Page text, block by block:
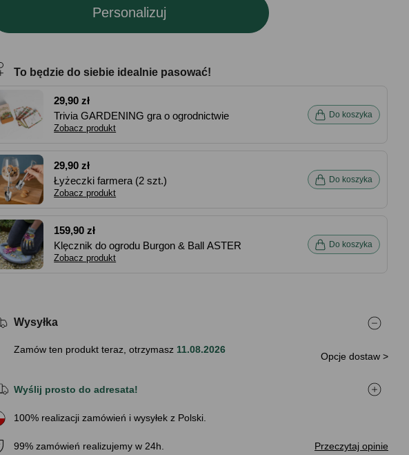
Personalizuj
To będzie do siebie idealnie pasować!
29,90 zł
Trivia GARDENING gra o ogrodnictwie
Zobacz produkt
Do koszyka
29,90 zł
Łyżeczki farmera (2 szt.)
Zobacz produkt
Do koszyka
159,90 zł
Klęcznik do ogrodu Burgon & Ball ASTER
Zobacz produkt
Do koszyka
Wysyłka
Zamów ten produkt teraz, otrzymasz 11.08.2026
Opcje dostaw >
Wyślij prosto do adresata!
100% realizacji zamówień i wysyłek z Polski.
99% zamówień realizujemy w 24h. Przeczytaj opinie